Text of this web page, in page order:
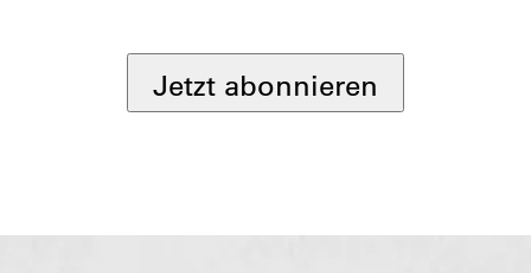
Jetzt abonnieren